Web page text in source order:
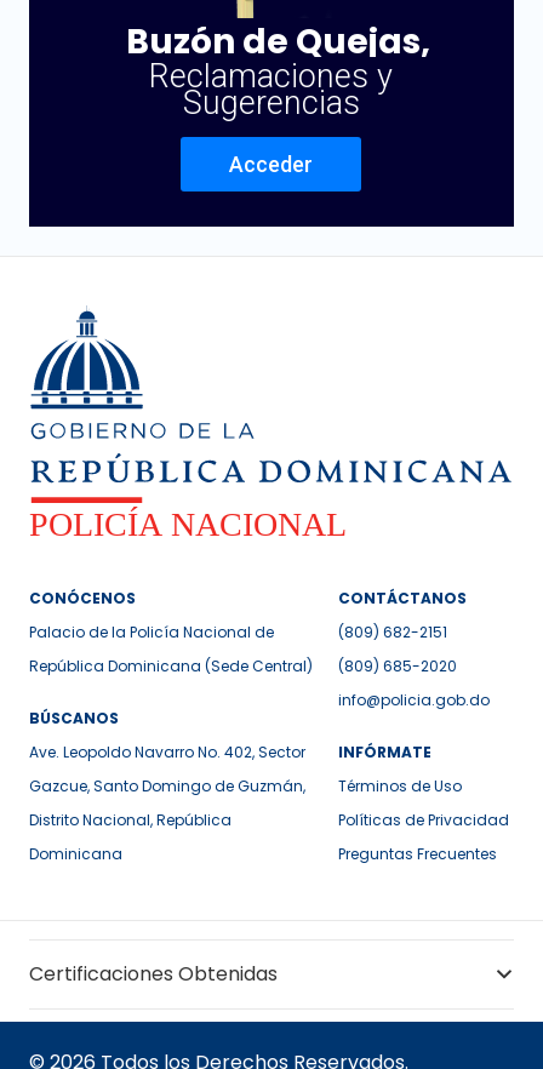
Buzón de Quejas,
Reclamaciones y
Sugerencias
Acceder
CONÓCENOS
Palacio de la Policía Nacional de
República Dominicana (Sede Central)
BÚSCANOS
Ave. Leopoldo Navarro No. 402, Sector
Gazcue, Santo Domingo de Guzmán,
Distrito Nacional, República
Dominicana
CONTÁCTANOS
(809) 682-2151
(809) 685-2020
info@policia.gob.do
INFÓRMATE
Términos de Uso
Políticas de Privacidad
Preguntas Frecuentes
Certificaciones Obtenidas
© 2026 Todos los Derechos Reservados.